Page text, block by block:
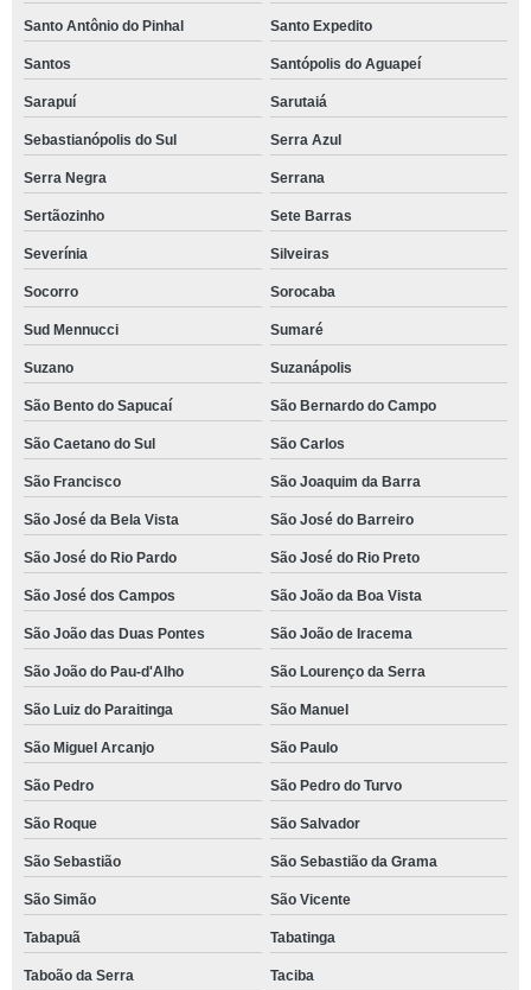
Santo Antônio do Pinhal Santo Expedito
Santos Santópolis do Aguapeí
Sarapuí Sarutaiá
Sebastianópolis do Sul Serra Azul
Serra Negra Serrana
Sertãozinho Sete Barras
Severínia Silveiras
Socorro Sorocaba
Sud Mennucci Sumaré
Suzano Suzanápolis
São Bento do Sapucaí São Bernardo do Campo
São Caetano do Sul São Carlos
São Francisco São Joaquim da Barra
São José da Bela Vista São José do Barreiro
São José do Rio Pardo São José do Rio Preto
São José dos Campos São João da Boa Vista
São João das Duas Pontes São João de Iracema
São João do Pau-d'Alho São Lourenço da Serra
São Luiz do Paraitinga São Manuel
São Miguel Arcanjo São Paulo
São Pedro São Pedro do Turvo
São Roque São Salvador
São Sebastião São Sebastião da Grama
São Simão São Vicente
Tabapuã Tabatinga
Taboão da Serra Taciba